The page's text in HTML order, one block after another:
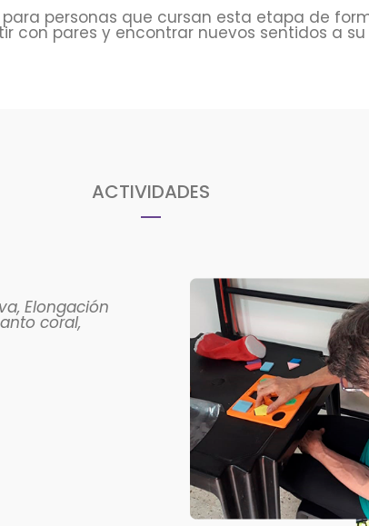
para personas que cursan esta etapa de
con pares y encontrar nuevos sentidos a su
ACTIVIDADES
Elongación
coral,